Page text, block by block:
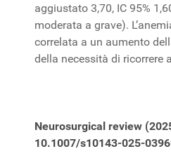
aggiustato 3,70, IC 95%
moderata a grave).
correlata a un aumento
della necessità di ricorrere
Neurosurgical review
10.1007/s10143-025-